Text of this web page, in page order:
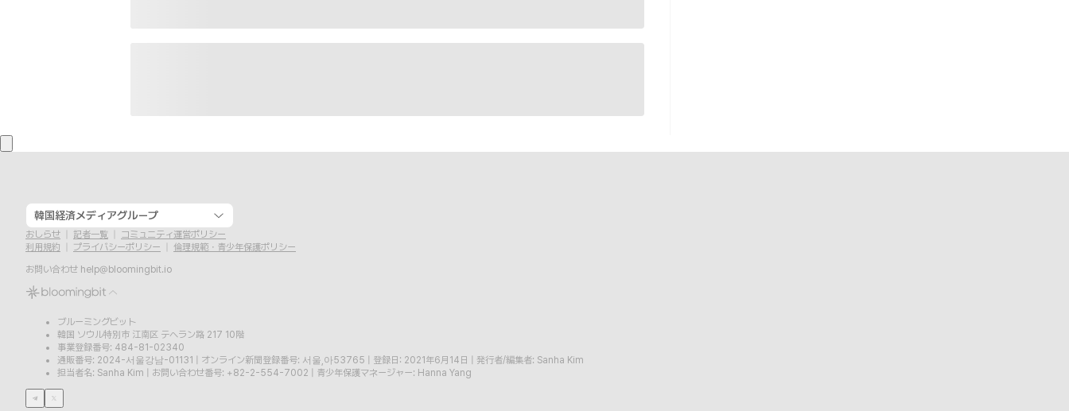
韓国経済メディアグループ
おしらせ 記者一覧
コミュニティ運営ポリシー
利用規約
プライバシーポリシー
倫理規範・青少年保護ポリシー
お問い合わせ help@bloomingbit.io
ブルーミングビット
韓国 ソウル特別市 江南区 テヘラン路 217 10階
事業登録番号: 484-81-02340
通販番号: 2024-서울강남-01131
オンライン新聞登録番号: 서울,아53765 登録日: 2021年6月14日
発行者/編集者: Sanha Kim
担当者名: Sanha Kim
お問い合わせ番号: +82-2-554-7002 青少年保護マネージャー: Hanna Yang